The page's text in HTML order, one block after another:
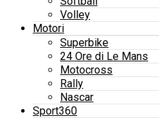
Volley
Motori
Superbike
24 Ore di Le Mans
Motocross
Rally
Nascar
Sport360